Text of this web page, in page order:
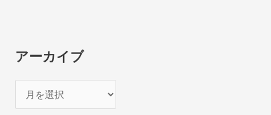
アーカイブ
ー